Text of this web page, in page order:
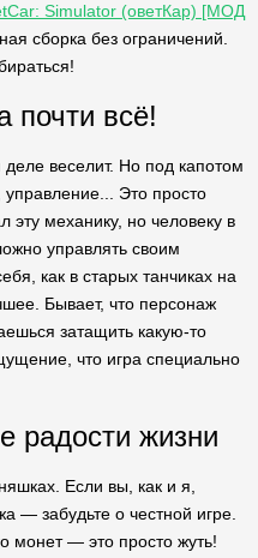
Simulator (оветКар) [МОД
сборка без ограничений.
почти всё!
веселит. Но под капотом
Это просто
эту механику, но человеку в
управлять своим
как в старых танчиках на
Бывает, что персонаж
затащить какую-то
что игра специально
радости жизни
Если вы, как и я,
— забудьте о честной игре.
монет — это просто жуть!